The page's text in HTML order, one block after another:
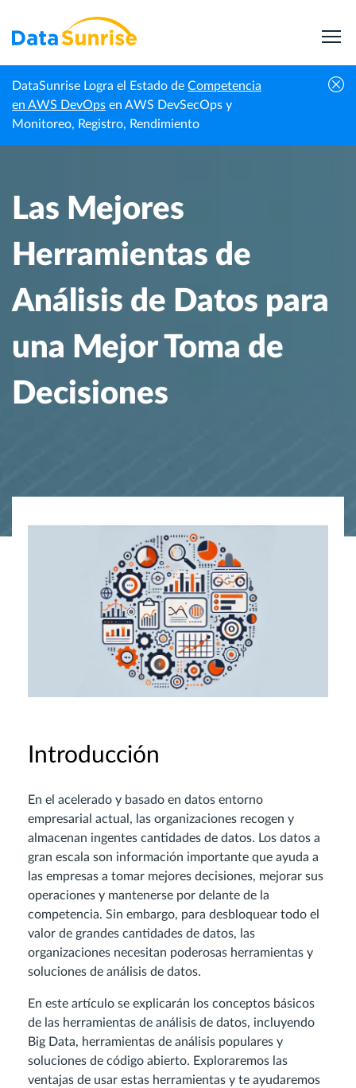
DataSunrise Logra el Estado de Competencia
en AWS DevOps en AWS DevSecOps y
Monitoreo, Registro, Rendimiento
Inicio
Centro de
Conocimiento
Las Mejores Herramientas de Análisis de Datos
para una Mejor Toma de Decisiones
Las Mejores
Herramientas de
Análisis de Datos para
una Mejor Toma de
Decisiones
Introducción
En el acelerado y basado en datos entorno
empresarial actual, las organizaciones recogen y
almacenan ingentes cantidades de datos. Los datos a
gran escala son información importante que ayuda a
las empresas a tomar mejores decisiones, mejorar sus
operaciones y mantenerse por delante de la
competencia. Sin embargo, para desbloquear todo el
valor de grandes cantidades de datos, las
organizaciones necesitan poderosas herramientas y
soluciones de análisis de datos.
En este artículo se explicarán los conceptos básicos
de las herramientas de análisis de datos, incluyendo
Big Data, herramientas de análisis populares y
soluciones de código abierto. Exploraremos las
ventajas de usar estas herramientas y te ayudaremos